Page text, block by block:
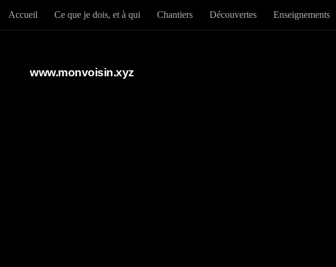
Au dessous du contenu
Accueil Ce que je dois, et à qui Chantiers Découvertes Enseignements
www.monvoisin.xyz